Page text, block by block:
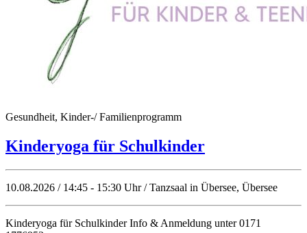
Gesundheit, Kinder-/ Familienprogramm
Kinderyoga für Schulkinder
10.08.2026 / 14:45 - 15:30 Uhr / Tanzsaal in Übersee, Übersee
Kinderyoga für Schulkinder Info & Anmeldung unter 0171